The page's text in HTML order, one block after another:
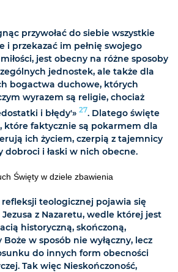
przywołać do siebie wszystkie
i przekazać im pełnię swojego
jest obecny na różne sposoby
jednostek, ale także dla
bogactwa duchowe, których
wyrazem są religie, chociaż
i błędy'» 27. Dlatego święte
które faktycznie są pokarmem dla
ich życiem, czerpią z tajemnicy
dobroci i łaski w nich obecne.
Święty w dziele zbawienia
refleksji teologicznej pojawia się
z Nazaretu, wedle której jest
historyczną, skończoną,
w sposób nie wyłączny, lecz
do innych form obecności
Tak więc Nieskończoność,